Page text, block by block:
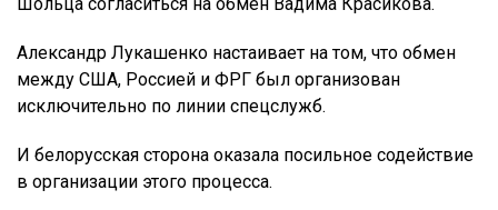
Александр Лукашенко настаивает на том, что обмен
между США, Россией и ФРГ был организован
исключительно по линии спецслужб.
И белорусская сторона оказала посильное содействие
в организации этого процесса.